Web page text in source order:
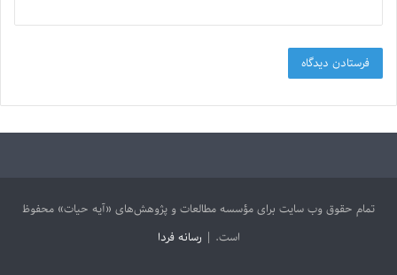
تمام حقوق وب سایت برای مؤسسه مطالعات و پژوهش‌های «آیه حیات» محفوظ
است. | رسانه فردا